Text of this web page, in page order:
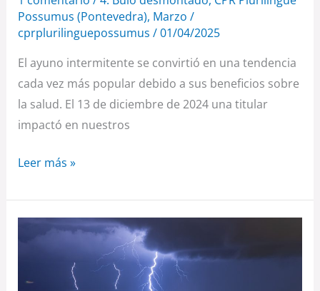
Possumus (Pontevedra), Marzo /
cprplurilinguepossumus /01/04/2025
El ayuno intermitente se convirtió en una tendencia
cada vez más popular debido a sus beneficios sobre
la salud. El 13 de diciembre de 2024 una titular
impactó en nuestros
Leer más »